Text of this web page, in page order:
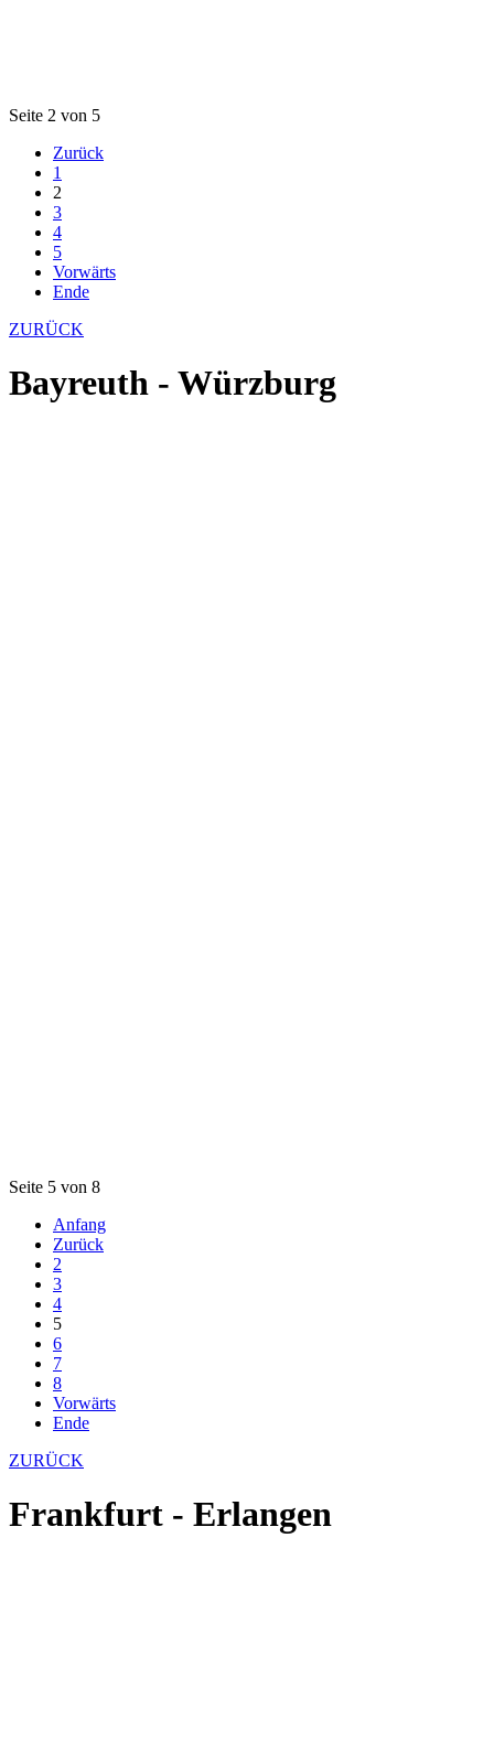
Seite 2 von 5
Zurück
1
2
3
4
5
Vorwärts
Ende
ZURÜCK
Bayreuth - Würzburg
Seite 5 von 8
Anfang
Zurück
2
3
4
5
6
7
8
Vorwärts
Ende
ZURÜCK
Frankfurt - Erlangen